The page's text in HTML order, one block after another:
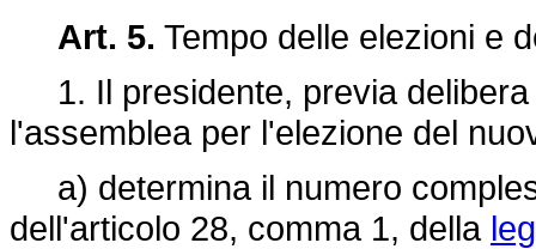
Art. 5. Tempo delle elezioni e
1. Il presidente, previa delibera
l'assemblea per l'elezione del
a) determina il numero
dell'articolo 28, comma 1, della